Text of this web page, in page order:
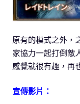
原有的模式之外，
家協力一起打倒敵
感覺就很有趣，
宣傳影片：